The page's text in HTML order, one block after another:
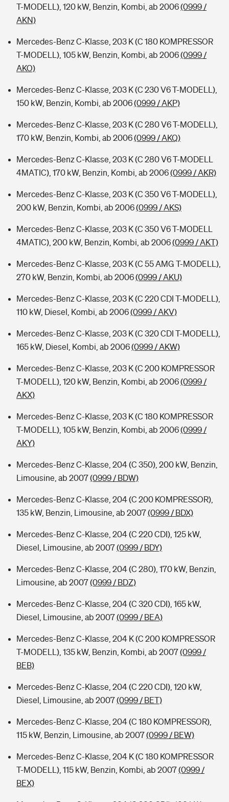
T-MODELL), 120 kW, Benzin, Kombi, ab 2006(0999 /
AKN)
Mercedes-Benz C-Klasse, 203 K (C 180 KOMPRESSOR
T-MODELL), 105 kW, Benzin, Kombi, ab 2006(0999 /
AKO)
Mercedes-Benz C-Klasse, 203 K (C 230 V6 T-MODELL),
150 kW, Benzin, Kombi, ab 2006(0999 / AKP)
Mercedes-Benz C-Klasse, 203 K (C 280 V6 T-MODELL),
170 kW, Benzin, Kombi, ab 2006(0999 / AKQ)
Mercedes-Benz C-Klasse, 203 K (C 280 V6 T-MODELL
4MATIC), 170 kW, Benzin, Kombi, ab 2006(0999 / AKR)
Mercedes-Benz C-Klasse, 203 K (C 350 V6 T-MODELL),
200 kW, Benzin, Kombi, ab 2006(0999 / AKS)
Mercedes-Benz C-Klasse, 203 K (C 350 V6 T-MODELL
4MATIC), 200 kW, Benzin, Kombi, ab 2006(0999 / AKT)
Mercedes-Benz C-Klasse, 203 K (C 55 AMG T-MODELL),
270 kW, Benzin, Kombi, ab 2006(0999 / AKU)
Mercedes-Benz C-Klasse, 203 K (C 220 CDI T-MODELL),
110 kW, Diesel, Kombi, ab 2006(0999 / AKV)
Mercedes-Benz C-Klasse, 203 K (C 320 CDI T-MODELL),
165 kW, Diesel, Kombi, ab 2006(0999 / AKW)
Mercedes-Benz C-Klasse, 203 K (C 200 KOMPRESSOR
T-MODELL), 120 kW, Benzin, Kombi, ab 2006(0999 /
AKX)
Mercedes-Benz C-Klasse, 203 K (C 180 KOMPRESSOR
T-MODELL), 105 kW, Benzin, Kombi, ab 2006(0999 /
AKY)
Mercedes-Benz C-Klasse, 204 (C 350), 200 kW, Benzin,
Limousine, ab 2007(0999 / BDW)
Mercedes-Benz C-Klasse, 204 (C 200 KOMPRESSOR),
135 kW, Benzin, Limousine, ab 2007(0999 / BDX)
Mercedes-Benz C-Klasse, 204 (C 220 CDI), 125 kW,
Diesel, Limousine, ab 2007(0999 / BDY)
Mercedes-Benz C-Klasse, 204 (C 280), 170 kW, Benzin,
Limousine, ab 2007(0999 / BDZ)
Mercedes-Benz C-Klasse, 204 (C 320 CDI), 165 kW,
Diesel, Limousine, ab 2007(0999 / BEA)
Mercedes-Benz C-Klasse, 204 K (C 200 KOMPRESSOR
T-MODELL), 135 kW, Benzin, Kombi, ab 2007(0999 /
BEB)
Mercedes-Benz C-Klasse, 204 (C 220 CDI), 120 kW,
Diesel, Limousine, ab 2007(0999 / BET)
Mercedes-Benz C-Klasse, 204 (C 180 KOMPRESSOR),
115 kW, Benzin, Limousine, ab 2007(0999 / BEW)
Mercedes-Benz C-Klasse, 204 K (C 180 KOMPRESSOR
T-MODELL), 115 kW, Benzin, Kombi, ab 2007(0999 /
BEX)